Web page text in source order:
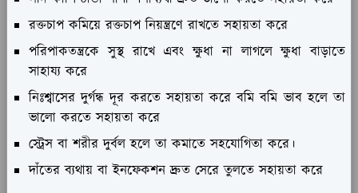
রক্তচাপ কমিয়ে রক্তচাপ নিয়ন্ত্রণে রাখতে সহায়তা করে
পরিপাকতন্ত্রকে সুস্থ রাখে এবং ক্ষুধা না লাগলে ক্ষুধা বাড়াতে
সাহায্য করে
নিঃশ্বাসের দুর্গন্ধ দূর করতে সহায়তা করে বমি বমি ভাব হলে তা
ভালো করতে সহায়তা করে
স্ট্রেস বা শরীর দুর্বল হলে তা কমাতে সহযোগিতা করে।
দাঁতের ব্যথায় বা ইনফেকশন দ্রুত সেরে তুলতে সহায়তা করে